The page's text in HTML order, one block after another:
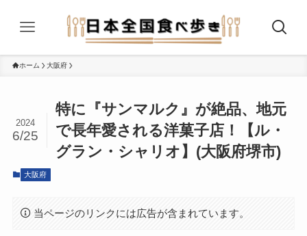
ホーム 大阪府
特に『サンマルク』が絶品、地元
で長年愛される洋菓子店！【ル・
グラン・シャリオ】(大阪府堺市)
2024
6/25
大阪府
当ページのリンクには広告が含まれています。